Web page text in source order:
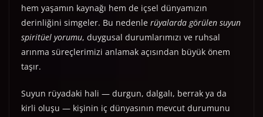
hem yaşamın kaynağı hem de içsel dünyamızın
derinliğini simgeler. Bu nedenle rüyalarda görülen suyun
spiritüel yorumu, duygusal durumlarımızı ve ruhsal
arınma süreçlerimizi anlamak açısından büyük önem
taşır.
Suyun rüyadaki hali — durgun, dalgalı, berrak ya da
kirli oluşu — kişinin iç dünyasının mevcut durumunu